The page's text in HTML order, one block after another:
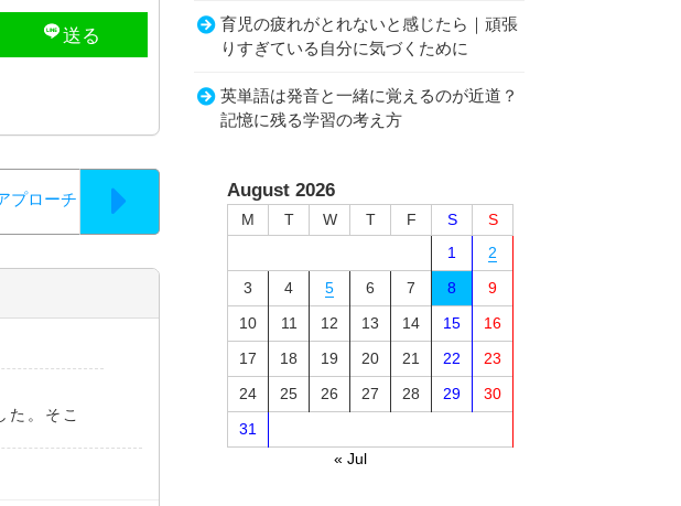
プローチ
。そこ
育児の疲れがとれないと感じたら｜頑張
りすぎている自分に気づくために
英単語は発音と一緒に覚えるのが近道？
記憶に残る学習の考え方
August 2026
M T W T F S
S
1
2
3
4 5 6 7 8
9
10
11 12 13 14 15
16
17
18 19 20 21 22
23
24
25 26 27 28 29
30
31
« Jul